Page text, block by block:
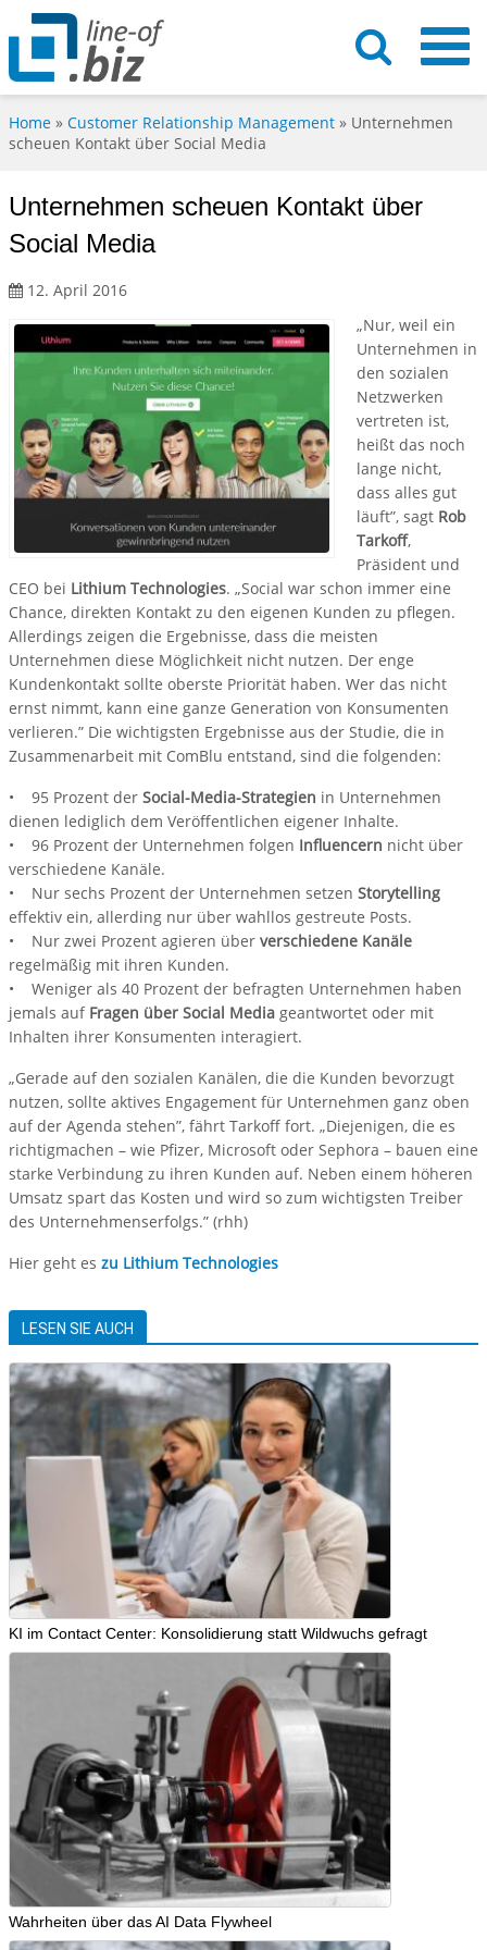
Home » Customer Relationship Management » Unternehmen
scheuen Kontakt über Social Media
Unternehmen scheuen Kontakt über
Social Media
12. April 2016
„Nur, weil ein
Unternehmen in
den sozialen
Netzwerken
vertreten ist,
heißt das noch
lange nicht,
dass alles gut
läuft”, sagt Rob
Tarkoff,
Präsident und
CEO bei Lithium Technologies. „Social war schon immer eine
Chance, direkten Kontakt zu den eigenen Kunden zu pflegen.
Allerdings zeigen die Ergebnisse, dass die meisten
Unternehmen diese Möglichkeit nicht nutzen. Der enge
Kundenkontakt sollte oberste Priorität haben. Wer das nicht
ernst nimmt, kann eine ganze Generation von Konsumenten
verlieren.” Die wichtigsten Ergebnisse aus der Studie, die in
Zusammenarbeit mit ComBlu entstand, sind die folgenden:
• 95 Prozent der Social-Media-Strategien in Unternehmen
dienen lediglich dem Veröffentlichen eigener Inhalte.
• 96 Prozent der Unternehmen folgen Influencern nicht über
verschiedene Kanäle.
• Nur sechs Prozent der Unternehmen setzen Storytelling
effektiv ein, allerding nur über wahllos gestreute Posts.
• Nur zwei Prozent agieren über verschiedene Kanäle
regelmäßig mit ihren Kunden.
• Weniger als 40 Prozent der befragten Unternehmen haben
jemals auf Fragen über Social Media geantwortet oder mit
Inhalten ihrer Konsumenten interagiert.
„Gerade auf den sozialen Kanälen, die die Kunden bevorzugt
nutzen, sollte aktives Engagement für Unternehmen ganz oben
auf der Agenda stehen”, fährt Tarkoff fort. „Diejenigen, die es
richtigmachen – wie Pfizer, Microsoft oder Sephora – bauen eine
starke Verbindung zu ihren Kunden auf. Neben einem höheren
Umsatz spart das Kosten und wird so zum wichtigsten Treiber
des Unternehmenserfolgs.” (rhh)
Hier geht es zu Lithium Technologies
LESEN SIE AUCH
KI im Contact Center: Konsolidierung statt Wildwuchs gefragt
Wahrheiten über das AI Data Flywheel